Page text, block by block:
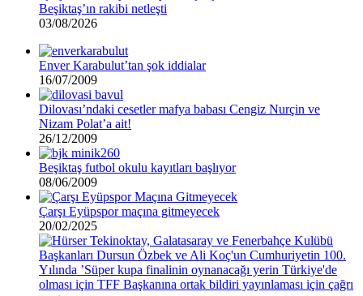
Beşiktaş’ın rakibi netleşti
03/08/2026
Enver Karabulut’tan şok iddialar
16/07/2009
Dilovası’ndaki cesetler mafya babası Cengiz Nurçin ve
Nizam Polat’a ait!
26/12/2009
Beşiktaş futbol okulu kayıtları başlıyor
08/06/2009
Çarşı Eyüpspor maçına gitmeyecek
20/02/2025